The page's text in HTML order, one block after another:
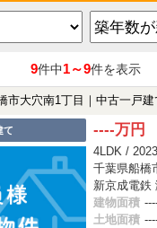
9件中1～9件を表示
市大穴南1丁目｜中古一戸建
て ----万円
4LDK /
千葉県船橋
新京成電鉄
建物面積
土地面積